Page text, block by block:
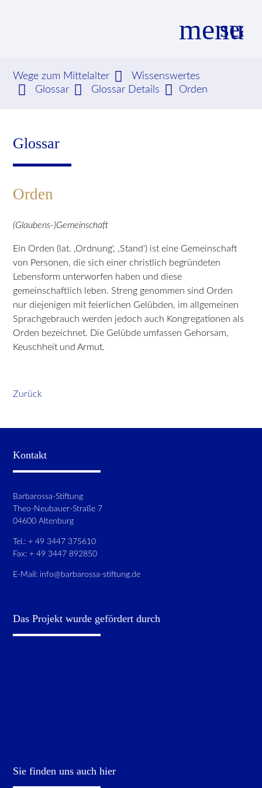
menu
Suchbegriffe SUCHEN
Wege zum Mittelalter
Wissenswertes
Glossar
Glossar Details Orden
Glossar
Orden
(Glaubens-)Gemeinschaft
Ein Orden (lat. ,Ordnung', ,Stand') ist eine Gemeinschaft
von Personen, die sich einer christlich begründeten
Lebensform unterworfen haben und diese
gemeinschaftlich leben. Streng genommen sind Orden
nur diejenigen mit feierlichen Gelübden, im allgemeinen
Sprachgebrauch werden jedoch auch Kongregationen als
Orden bezeichnet. Die Gelübde umfassen Gehorsam,
Keuschheit und Armut.
Zurück
Kontakt
Barbarossa-Stiftung
Theo-Neubauer-Straße 7
04600 Altenburg
Tel.: + 49 3447 375610
Fax: + 49 3447 892850
E-Mail: info@barbarossa-stiftung.de
Das Projekt wurde gefördert durch
Sie finden uns auch hier